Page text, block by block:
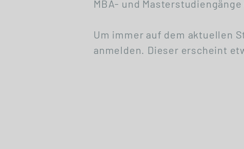
MBA- und
Um immer auf dem aktuellen
anmelden. Dieser erscheint